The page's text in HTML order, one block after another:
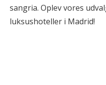
sangria. Oplev vores
luksushoteller i Madrid!